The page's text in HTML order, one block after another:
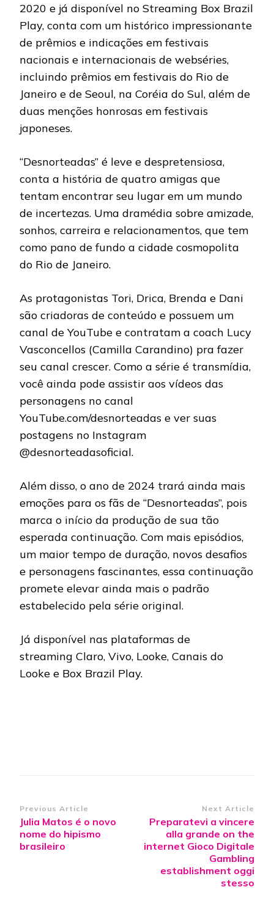
2020 e já disponível no Streaming Box Brazil
Play, conta com um histórico impressionante
de prêmios e indicações em festivais
nacionais e internacionais de webséries,
incluindo prêmios em festivais do Rio de
Janeiro e de Seoul, na Coréia do Sul, além de
duas menções honrosas em festivais
japoneses.
“Desnorteadas” é leve e despretensiosa,
conta a história de quatro amigas que
tentam encontrar seu lugar em um mundo
de incertezas. Uma dramédia sobre amizade,
sonhos, carreira e relacionamentos, que tem
como pano de fundo a cidade cosmopolita
do Rio de Janeiro.
As protagonistas Tori, Drica, Brenda e Dani
são criadoras de conteúdo e possuem um
canal de YouTube e contratam a coach Lucy
Vasconcellos (Camilla Carandino) pra fazer
seu canal crescer. Como a série é transmídia,
você ainda pode assistir aos vídeos das
personagens no canal
YouTube.com/desnorteadas e ver suas
postagens no Instagram
@desnorteadasoficial.
Além disso, o ano de 2024 trará ainda mais
emoções para os fãs de “Desnorteadas”, pois
marca o início da produção de sua tão
esperada continuação. Com mais episódios,
um maior tempo de duração, novos desafios
e personagens fascinantes, essa continuação
promete elevar ainda mais o padrão
estabelecido pela série original.
Já disponível nas plataformas de
streaming Claro, Vivo, Looke, Canais do
Looke e Box Brazil Play.
Post
Navigation
Previous Article
Julia Matos é o novo
nome do hipismo
brasileiro
Next Article
Preparatevi a vincere
alla grande on the
internet Gioco Digitale
Gambling
establishment oggi
stesso